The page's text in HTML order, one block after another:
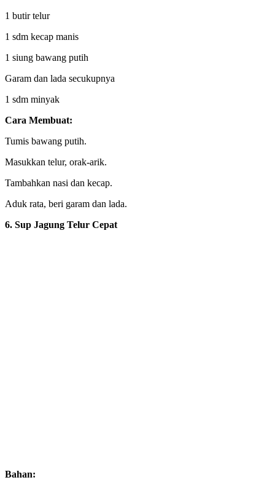
1 butir telur
1 sdm kecap manis
1 siung bawang putih
Garam dan lada secukupnya
1 sdm minyak
Cara Membuat:
Tumis bawang putih.
Masukkan telur, orak-arik.
Tambahkan nasi dan kecap.
Aduk rata, beri garam dan lada.
6. Sup Jagung Telur Cepat
Bahan: